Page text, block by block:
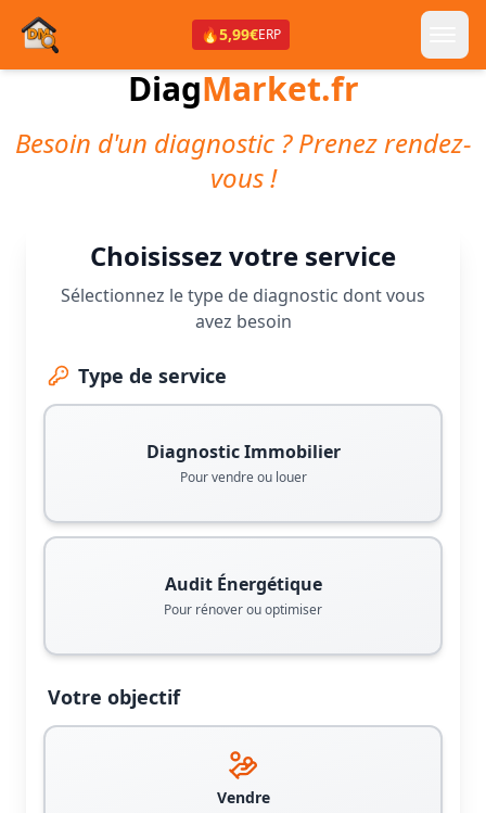
🔥5,99€ERP
DiagMarket.fr
Besoin d'un diagnostic ? Prenez rendez-
vous !
Choisissez votre service
Sélectionnez le type de diagnostic dont vous
avez besoin
Type de service
Diagnostic Immobilier
Pour vendre ou louer
Audit Énergétique
Pour rénover ou optimiser
Votre objectif
Vendre